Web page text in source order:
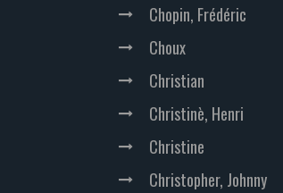
Chopin, Frédéric
Choux
Christian
Christinè, Henri
Christine
Christopher, Johnny